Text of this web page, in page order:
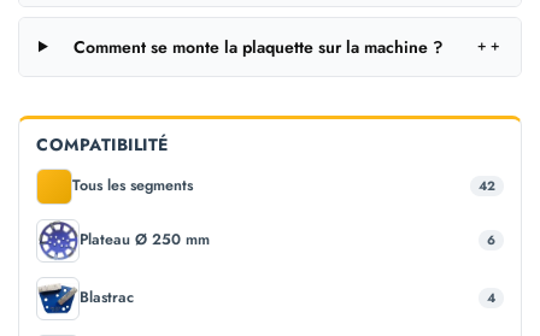
Comment se monte la plaquette sur la machine ? ＋
COMPATIBILITÉ
Tous les segments 42
Plateau Ø 250 mm 6
Blastrac 4